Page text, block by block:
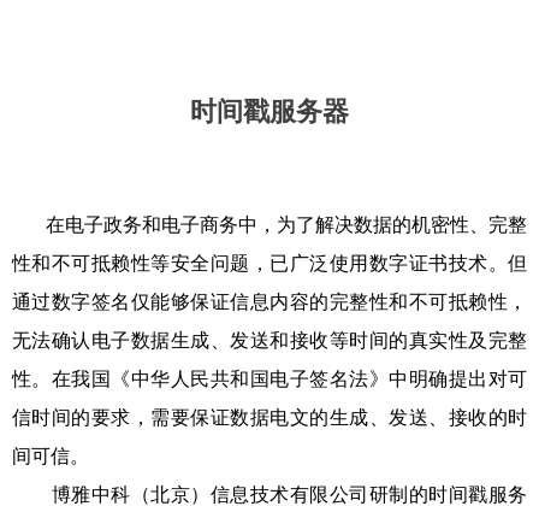
时间戳服务器
在电子政务和电子商务中，为了解决数据的机密性、完整
性和不可抵赖性等安全问题，已广泛使用数字证书技术。但
通过数字签名仅能够保证信息内容的完整性和不可抵赖性，
无法确认电子数据生成、发送和接收等时间的真实性及完整
性。在我国《中华人民共和国电子签名法》中明确提出对可
信时间的要求，需要保证数据电文的生成、发送、接收的时
间可信。
博雅中科（北京）信息技术有限公司研制的时间戳服务